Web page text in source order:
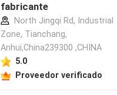
fabricante
North Jingqi Rd, Industrial
Zone, Tianchang,
Anhui,China239300 ,CHINA
5.0
Proveedor verificado